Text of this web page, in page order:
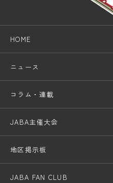
HOME
ニュース
コラム・連載
JABA主催大会
地区掲示板
JABA FAN CLUB